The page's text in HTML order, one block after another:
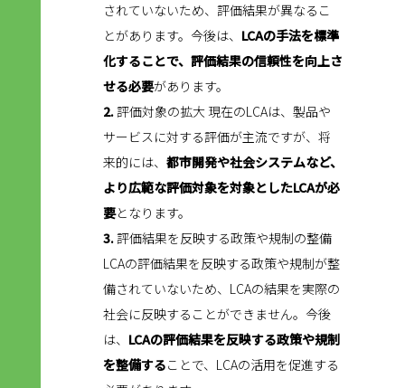
されていないため、評価結果が異なるこ
とがあります。今後は、 LCAの手法を標準
化することで、評価結果の信頼性を向上さ
せる必要があります。
2.評価対象の拡大 現在のLCAは、製品や
サービスに対する評価が主流ですが、将
来的には、 都市開発や社会システムなど、
より広範な評価対象を対象としたLCAが必
要となります。
3.評価結果を反映する政策や規制の整備
LCAの評価結果を反映する政策や規制が整
備されていないため、LCAの結果を実際の
社会に反映することができません。今後
は、 LCAの評価結果を反映する政策や規制
を整備することで、LCAの活用を促進する